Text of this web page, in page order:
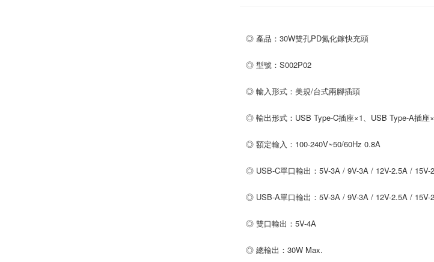
◎ 產品：30W雙孔PD氮化鎵快充頭
◎ 型號：S002P02
◎ 輸入形式：美規/台式兩腳插頭
◎ 輸出形式：USB Type-C插座×1、USB Type-A插座
◎ 額定輸入：100-240V~50/60Hz 0.8A
◎ USB-C單口輸出：5V-3A / 9V-3A / 12V-2.5A / 15V-
◎ USB-A單口輸出：5V-3A / 9V-3A / 12V-2.5A / 15V-
◎ 雙口輸出：5V-4A
◎ 總輸出：30W Max.